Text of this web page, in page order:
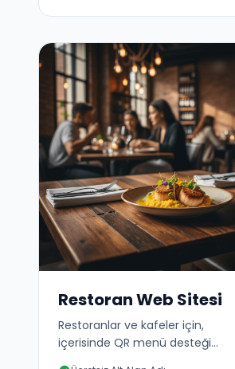
Restoran Web Sitesi
Restoranlar ve kafeler için,
içerisinde QR menü desteği